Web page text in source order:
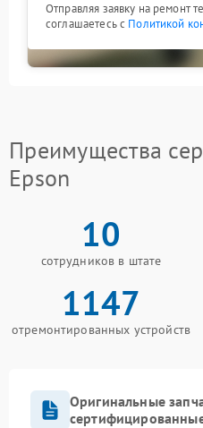
Отправляя заявку на ремонт
соглашаетесь с Политикой
Преимущества
Epson
10
сотрудников в штате
1147
отремонтированных устройств
Оригинальные